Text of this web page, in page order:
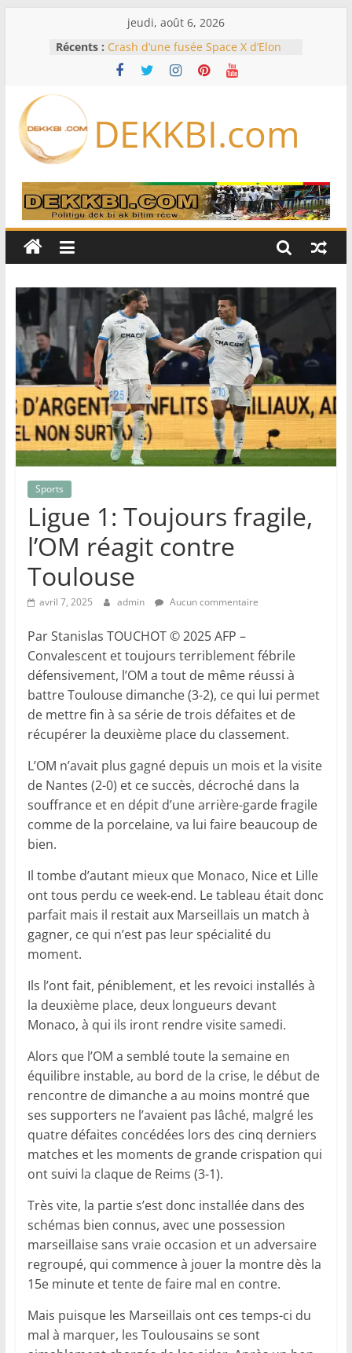
jeudi, août 6, 2026
Récents : Crash d’une fusée Space X d’Elon
Musk sur la Lune: entre pollution
spatiale et ouverture sur la
Diallo devrait assurer l’intérim des
Lions en septembre
sélectionneurs sur 10 déjà partis
Sécheresse: Faut-il stocker l’eau?
À Ceuta, le bilan des morts monte à
75 côté espagnol, 11 côté marocain
DEKKBI.com
Sports
Ligue 1: Toujours fragile,
l’OM réagit contre
Toulouse
avril 7, 2025 admin Aucun commentaire
Par Stanislas TOUCHOT © 2025 AFP –
Convalescent et toujours terriblement fébrile
défensivement, l’OM a tout de même réussi à
battre Toulouse dimanche (3-2), ce qui lui permet
de mettre fin à sa série de trois défaites et de
récupérer la deuxième place du classement.
L’OM n’avait plus gagné depuis un mois et la visite
de Nantes (2-0) et ce succès, décroché dans la
souffrance et en dépit d’une arrière-garde fragile
comme de la porcelaine, va lui faire beaucoup de
bien.
Il tombe d’autant mieux que Monaco, Nice et Lille
ont tous perdu ce week-end. Le tableau était donc
parfait mais il restait aux Marseillais un match à
gagner, ce qui n’est pas leur spécialité du
moment.
Ils l’ont fait, péniblement, et les revoici installés à
la deuxième place, deux longueurs devant
Monaco, à qui ils iront rendre visite samedi.
Alors que l’OM a semblé toute la semaine en
équilibre instable, au bord de la crise, le début de
rencontre de dimanche a au moins montré que
ses supporters ne l’avaient pas lâché, malgré les
quatre défaites concédées lors des cinq derniers
matches et les moments de grande crispation qui
ont suivi la claque de Reims (3-1).
Très vite, la partie s’est donc installée dans des
schémas bien connus, avec une possession
marseillaise sans vraie occasion et un adversaire
regroupé, qui commence à jouer la montre dès la
15e minute et tente de faire mal en contre.
Mais puisque les Marseillais ont ces temps-ci du
mal à marquer, les Toulousains se sont